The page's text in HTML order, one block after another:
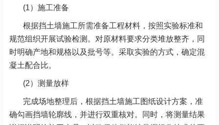
(1）施工准备
根据挡土墙施工所需准备工程材料，按照实验标准和
规范组织开展试验检测。对原材料要求分类堆放整齐，同
时明确产地和规格以及批号等。采取实验的方式，确定混
凝土配合比。
(2）测量放样
完成场地整理后，根据挡土墙施工图纸设计方案，准
确勾画挡墙轮廓线，并进行双重核对。同时，将测量结果